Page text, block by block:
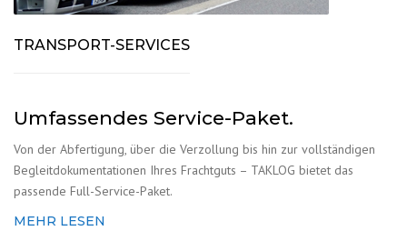
TRANSPORT-SERVICES
Umfassendes Service-Paket.
Von der Abfertigung, über die Verzollung bis hin zur vollständigen
Begleitdokumentationen Ihres Frachtguts – TAKLOG bietet das
passende Full-Service-Paket.
MEHR LESEN